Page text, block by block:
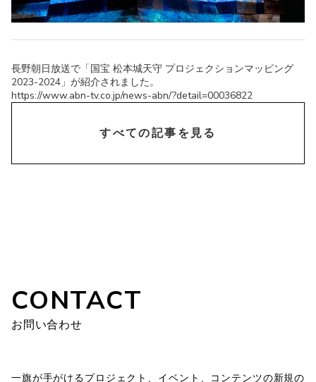
長野朝日放送で「国宝 松本城天守 プロジェクションマッピング
2023-2024」が紹介されました。
https://www.abn-tv.co.jp/news-abn/?detail=00036822
すべての記事を見る
CONTACT
お問い合わせ
一旗が手がけるプロジェクト、イベント、コンテンツの新規の